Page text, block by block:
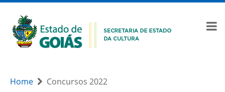
Home Concursos 2022